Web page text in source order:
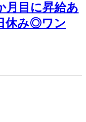
月目に昇給あ
休み◎ワン